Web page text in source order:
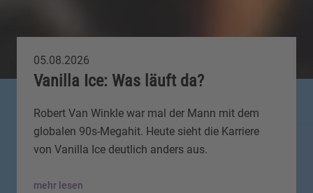
05.08.2026
Vanilla Ice: Was läuft da?
Robert Van Winkle war mal der Mann mit dem
globalen 90s-Megahit. Heute sieht die Karriere
von Vanilla Ice deutlich anders aus.
mehr lesen